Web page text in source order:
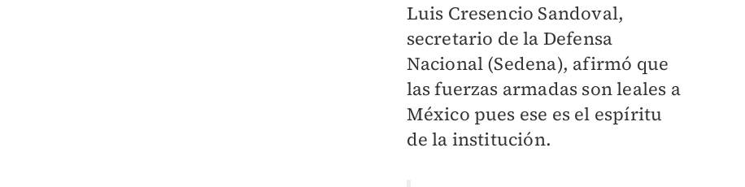
Luis Cresencio Sandoval,
secretario de la Defensa
Nacional (Sedena), afirmó que
las fuerzas armadas son leales a
México pues ese es el espíritu
de la institución.